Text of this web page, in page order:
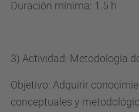
Duración mínima: 1.5 h
3) Actividad: Metodología
Objetivo: Adquirir
conceptuales y